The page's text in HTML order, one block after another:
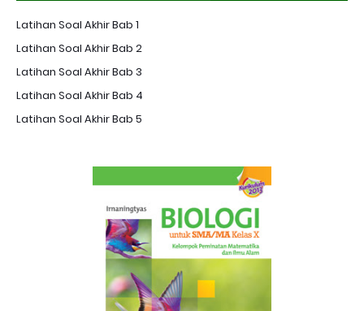
Latihan Soal Akhir Bab 1
Latihan Soal Akhir Bab 2
Latihan Soal Akhir Bab 3
Latihan Soal Akhir Bab 4
Latihan Soal Akhir Bab 5